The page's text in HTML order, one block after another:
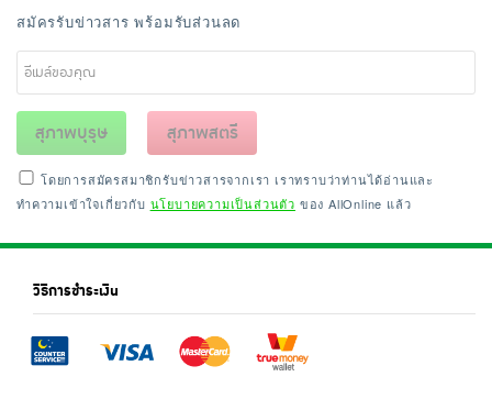
สมัครรับข่าวสาร พร้อมรับส่วนลด
สุภาพบุรุษ สุภาพสตรี
โดยการสมัครสมาชิกรับข่าวสารจากเรา เราทราบว่าท่านได้อ่านและ
ทำความเข้าใจเกี่ยวกับ นโยบายความเป็นส่วนตัว ของ AllOnline แล้ว
วิธีการชำระเงิน